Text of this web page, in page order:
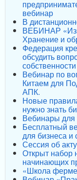
вебинар
В
ВЕБИНАР
Хранение и
Федерация
обсудить
Вебинар по
Китаем для
АПК.
Новые
нужно знать
Вебинары для
Бесплатный
для бизнеса и
Сессия об
Открыт набор
начинающих
«Школа